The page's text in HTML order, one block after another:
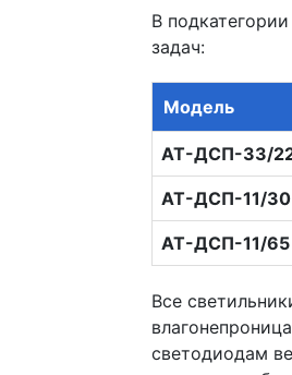
В
задач:
Модель
АТ-ДСП-33/
АТ-ДСП-11/30
АТ-ДСП-11/65
Все
светодиодам